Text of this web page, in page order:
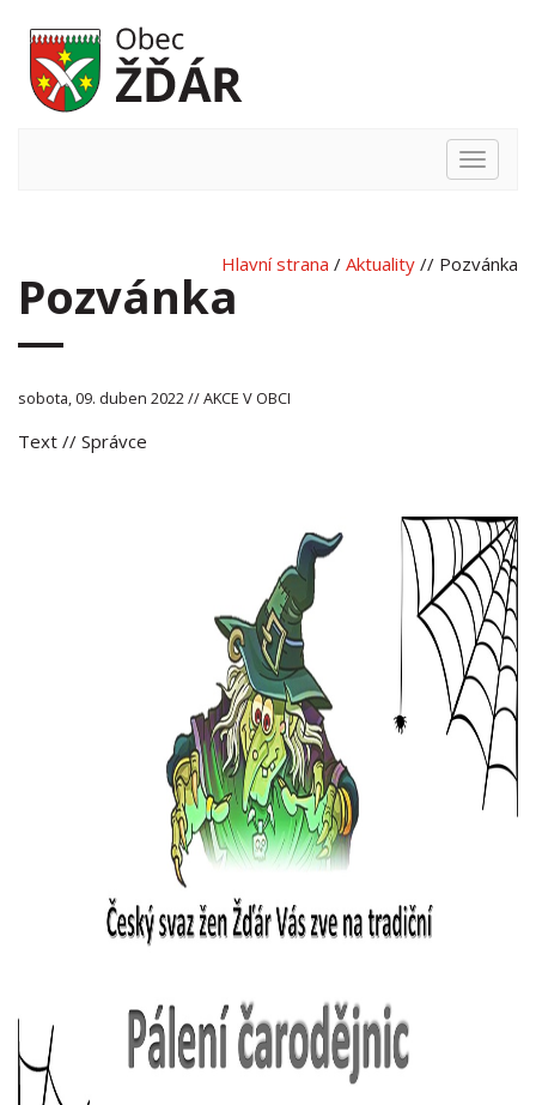
Hlavní
Hlavní strana / Aktuality // Pozvánka
Pozvánka
sobota, 09. duben 2022 // AKCE V OBCI
Text // Správce